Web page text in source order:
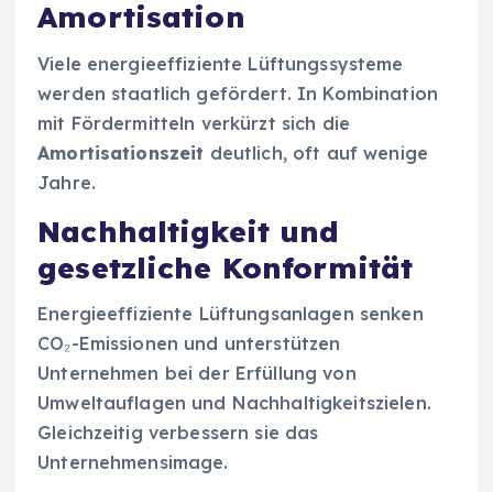
Amortisation
Viele energieeffiziente Lüftungssysteme
werden staatlich gefördert. In Kombination
mit Fördermitteln verkürzt sich die
Amortisationszeit deutlich, oft auf wenige
Jahre.
Nachhaltigkeit und
gesetzliche Konformität
Energieeffiziente Lüftungsanlagen senken
CO₂-Emissionen und unterstützen
Unternehmen bei der Erfüllung von
Umweltauflagen und Nachhaltigkeitszielen.
Gleichzeitig verbessern sie das
Unternehmensimage.